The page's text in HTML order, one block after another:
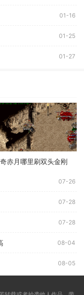
01-16
01-25
01-27
赤月哪里刷双头金刚
07-26
07-28
07-28
08-04
08-05